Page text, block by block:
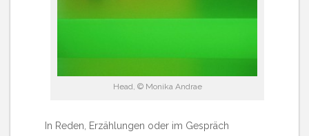
Head, © Monika Andrae
In Reden, Erzählungen oder im Gespräch